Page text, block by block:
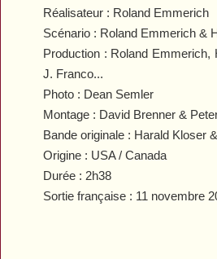
Réalisateur : Roland Emmerich
Scénario : Roland Emmerich &
Production : Roland Emmerich,
J. Franco...
Photo : Dean Semler
Montage : David Brenner &
Bande originale : Harald Kloser
Origine : USA / Canada
Durée : 2h38
Sortie française : 11 novembre